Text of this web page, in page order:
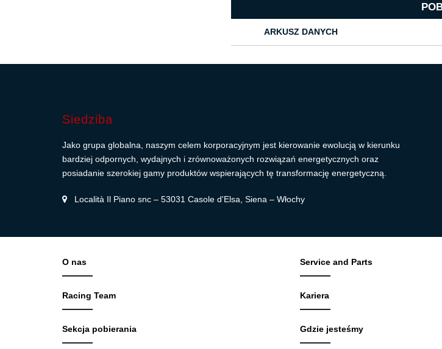
ARKUSZ DANYCH
Siedziba
Jako grupa globalna, naszym celem korporacyjnym jest kierowanie ewolucją w kierunku
bardziej odpornych, wydajnych i zrównoważonych rozwiązań energetycznych oraz
posiadanie szerokiej gamy produktów wspierających tę transformację energetyczną.
Località Il Piano snc – 53031 Casole d'Elsa, Siena – Włochy
O nas
Racing Team
Sekcja pobierania
Service and Parts
Kariera
Gdzie jesteśmy